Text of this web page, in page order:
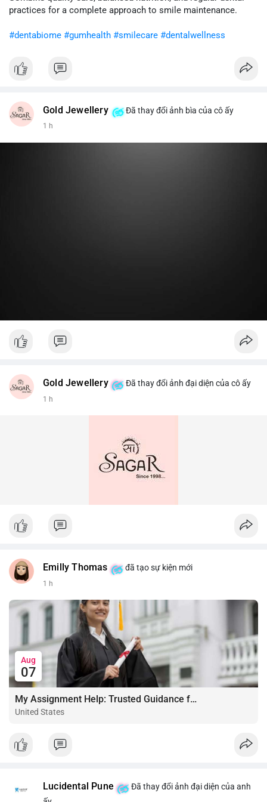
cân nhắc giảm tỷ trọng đòn bẩy và chờ xu hướng rõ ràng trước
practices for a complete approach to smile maintenance.
#dentabiome #gumhealth #smilecare #dentalwellness
Gold Jewellery Đã thay đổi ảnh bìa của cô ấy
1 h
Gold Jewellery Đã thay đổi ảnh đại diện của cô ấy
1 h
Emilly Thomas đã tạo sự kiện mới
1 h
Aug
07
My Assignment Help: Trusted Guidance for Academic Excellence
United States
Lucidental Pune
Đã thay đổi ảnh đại diện của anh